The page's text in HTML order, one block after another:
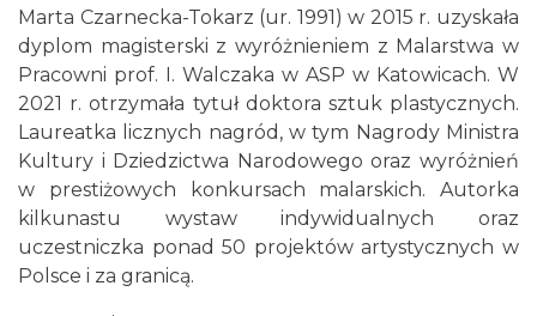
Śląsko Wilijo
Chorzów
2026-12-13
15.25 km
Marta Czarnecka-Tokarz (ur. 1991) w 2015 r. uzyskała
dyplom magisterski z wyróżnieniem z Malarstwa w
Pracowni prof. I. Walczaka w ASP w Katowicach. W
2021 r. otrzymała tytuł doktora sztuk plastycznych.
Laureatka licznych nagród, w tym Nagrody Ministra
Kultury i Dziedzictwa Narodowego oraz wyróżnień
w prestiżowych konkursach malarskich. Autorka
kilkunastu wystaw indywidualnych oraz
uczestniczka ponad 50 projektów artystycznych w
Polsce i za granicą.